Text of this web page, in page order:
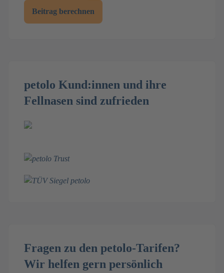
Beitrag berechnen
petolo Kund:innen und ihre
Fellnasen sind zufrieden
Fragen zu den petolo-Tarifen?
Wir helfen gern persönlich